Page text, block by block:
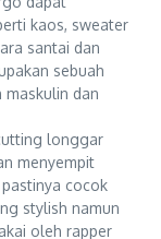
kaos, sweater
santai dan
sebuah
maskulin dan
longgar
menyempit
cocok
stylish namun
oleh rapper